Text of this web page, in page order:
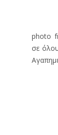
photo
σε